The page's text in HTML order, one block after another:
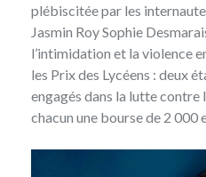
plébiscitée par les
Jasmin Roy Sophie
l’intimidation et la violence
les Prix des Lycéens : deux
engagés dans la lutte
chacun une bourse de 2 000